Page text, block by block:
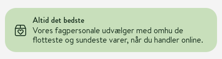
Altid det bedste
Vores fagpersonale udvælger med omhu de
flotteste og sundeste varer, når du handler online.